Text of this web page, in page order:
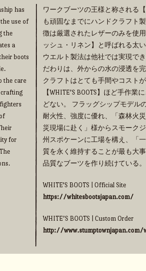
has
use of
the
a
boots
the care
crafting
for
ワークブーツの王様と称される
も頑固なまでにハンドクラフト
徴は厳選されたレザーのみを使
ッシュ・リネン】と呼ばれる太
ウエルト製法は他社では実現で
だわりは、外からの水の浸透を
クラフトはとても手間やコスト
【WHITE’S BOOTS】ほど手作
どない。 フラッグシップモデル
耐火性、強度に優れ、「森林火
災現場に赴く」様からスモーク
州スポケーンに工場を構え、「
質を永く維持することが最も大
品質なブーツを作り続けている。
WHITE'S BOOTS | Official Site
https://whitesbootsjapan.com/
WHITE’S BOOTS | Custom Order
http://